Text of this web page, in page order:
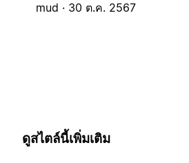
mud · 30 ต.ค. 2567
ดูสไตล์นี้เพิ่มเติม